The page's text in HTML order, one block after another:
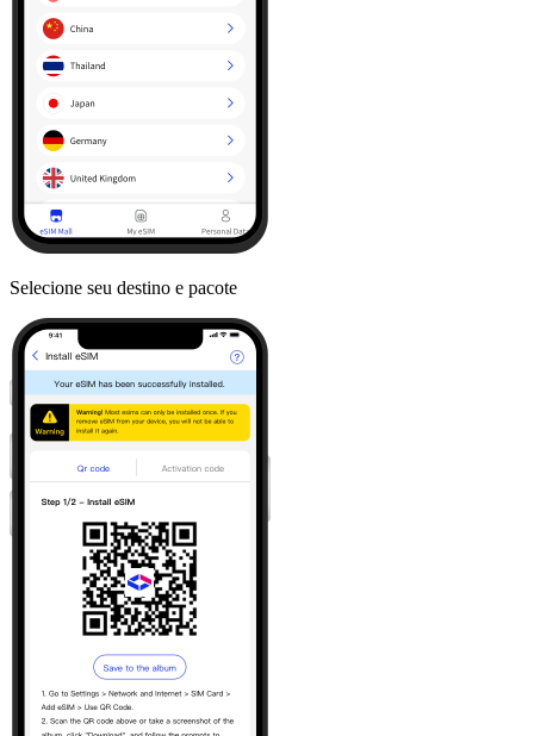
Selecione seu destino e pacote